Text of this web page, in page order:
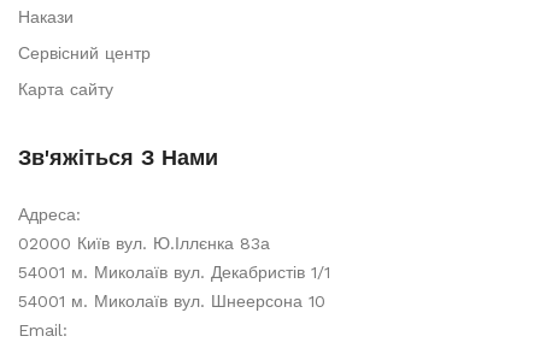
Накази
Сервісний центр
Карта сайту
Зв'яжіться З Нами
Адреса:
02000 Київ вул. Ю.Іллєнка 83а
54001 м. Миколаїв вул. Декабристів 1/1
54001 м. Миколаїв вул. Шнеерсона 10
Email: